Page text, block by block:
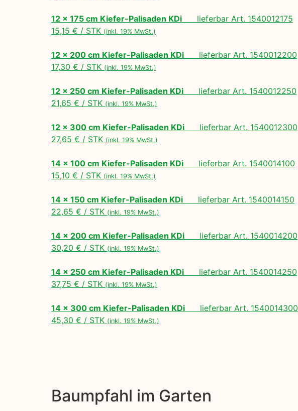
12 x 175 cm Kiefer-Palisaden KDi lieferbar Art. 1540012175
15,15 € / STK (inkl. 19% MwSt.)
12 x 200 cm Kiefer-Palisaden KDi lieferbar Art. 1540012200
17,30 € / STK (inkl. 19% MwSt.)
12 x 250 cm Kiefer-Palisaden KDi lieferbar Art. 1540012250
21,65 € / STK (inkl. 19% MwSt.)
12 x 300 cm Kiefer-Palisaden KDi lieferbar Art. 1540012300
27,65 € / STK (inkl. 19% MwSt.)
14 x 100 cm Kiefer-Palisaden KDi lieferbar Art. 1540014100
15,10 € / STK (inkl. 19% MwSt.)
14 x 150 cm Kiefer-Palisaden KDi lieferbar Art. 1540014150
22,65 € / STK (inkl. 19% MwSt.)
14 x 200 cm Kiefer-Palisaden KDi lieferbar Art. 1540014200
30,20 € / STK (inkl. 19% MwSt.)
14 x 250 cm Kiefer-Palisaden KDi lieferbar Art. 1540014250
37,75 € / STK (inkl. 19% MwSt.)
14 x 300 cm Kiefer-Palisaden KDi lieferbar Art. 1540014300
45,30 € / STK (inkl. 19% MwSt.)
Baumpfahl im Garten